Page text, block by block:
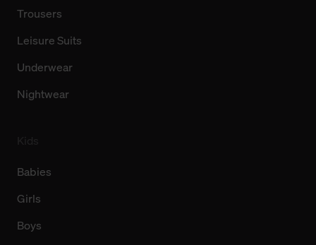
Trousers
Leisure Suits
Underwear
Nightwear
Babies
Girls
Boys